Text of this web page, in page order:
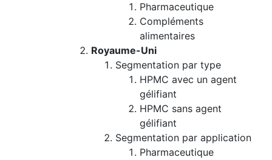
Pharmaceutique
Compléments
alimentaires
Royaume-Uni
Segmentation par type
HPMC avec un agent
gélifiant
HPMC sans agent
gélifiant
Segmentation par application
Pharmaceutique